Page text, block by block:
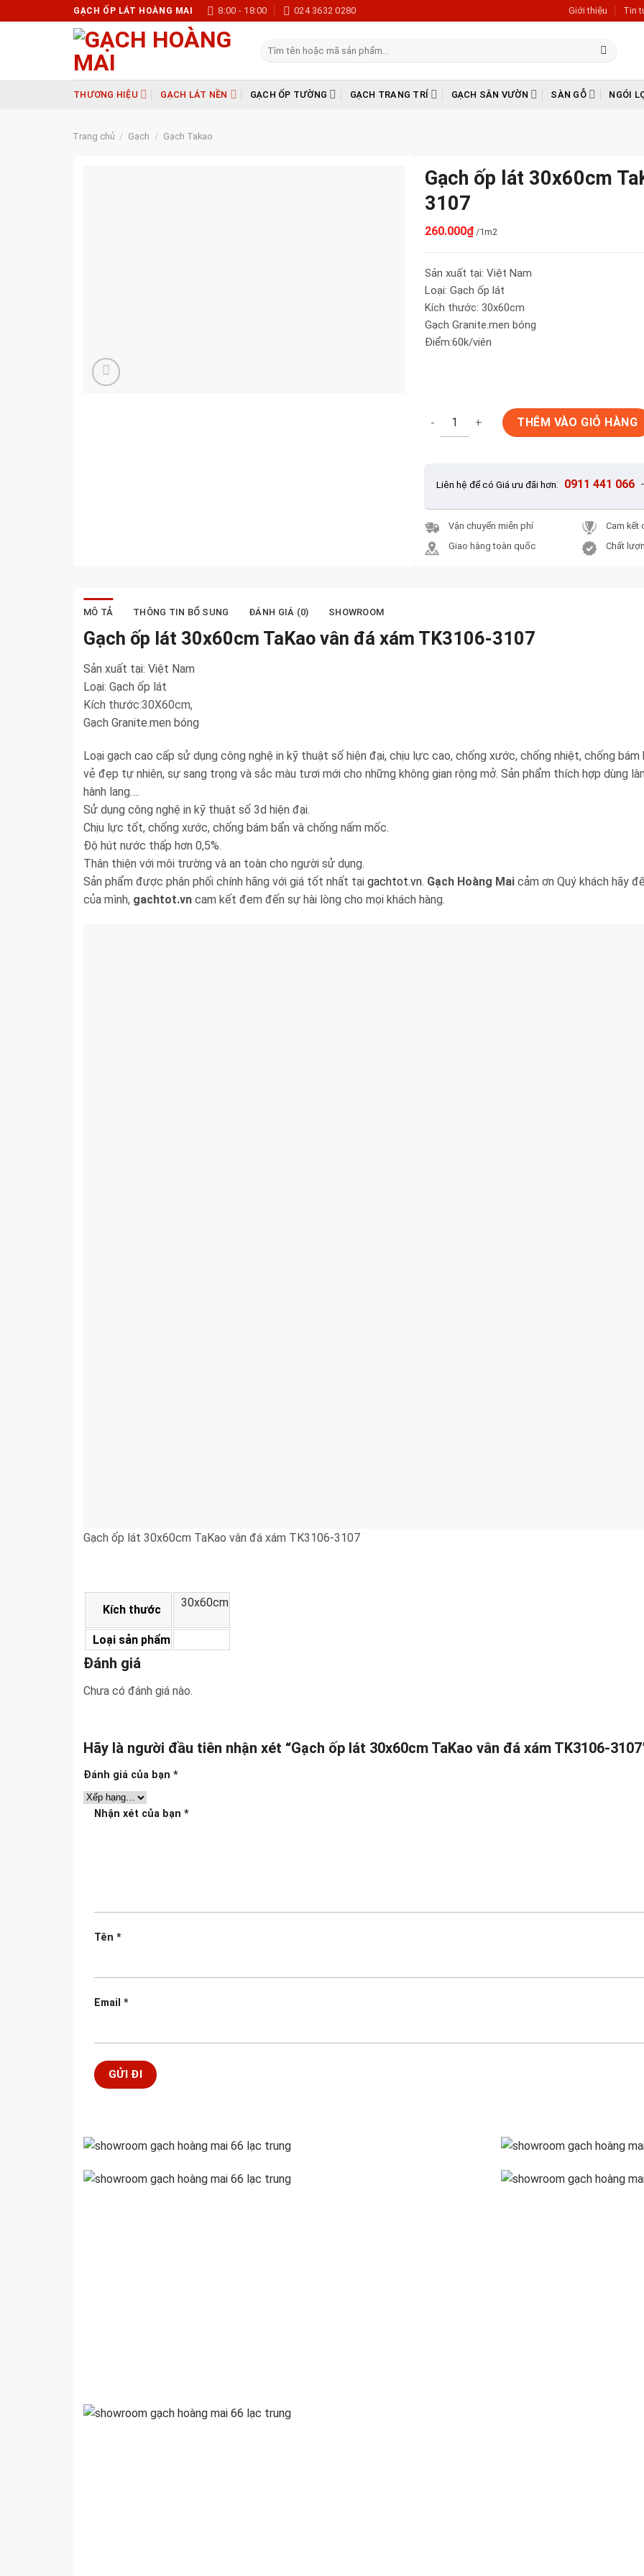
to
GẠCH ỐP LÁT HOÀNG MAI 8:00 - 18:00 024 3632 0280 Giới thiệu Tin
Tìm
THƯƠNG HIỆU GẠCH LÁT NỀN GẠCH ỐP TƯỜNG GẠCH TRANG TRÍ GẠCH SÂN VƯỜN SÀN GỖ NGÓI
Trang chủ / Gạch / Gạch Takao
Gạch ốp lát 30x60cm
3107
260.000₫ /1m2
Sản xuất tại: Việt Nam
Loại: Gạch ốp lát
Kích thước: 30x60cm
Gạch Granite.men bóng
Điểm:60k/viên
Gạch ốp lát 30x60cm TaKao vân đá xám
THÊM VÀO GIỎ HÀNG
Liên hệ để có Giá ưu đãi hơn: 0911 441 066
Vận chuyển miễn phí
Giao hàng toàn quốc
Cam kết
Chất
MÔ TẢ THÔNG TIN BỔ SUNG ĐÁNH GIÁ (0) SHOWROOM
Gạch ốp lát 30x60cm TaKao vân đá xám TK3106-3107
Sản xuất tại: Việt Nam
Loại: Gạch ốp lát
Kích thước:30X60cm,
Gạch Granite.men bóng
Loại gạch cao cấp sử dụng công nghệ in kỹ thuật số hiện đại, chịu lực cao, chống xước, chống nhiệt, chống
vẻ đẹp tự nhiên, sự sang trọng và sắc màu tươi mới cho những không gian rộng mở. Sản phẩm thích hợp dùng
hành lang….
Sử dụng công nghệ in kỹ thuật số 3d hiện đại.
Chịu lực tốt, chống xước, chống bám bẩn và chống nấm mốc.
Độ hút nước thấp hơn 0,5%.
Thân thiện với môi trường và an toàn cho người sử dụng.
Sản phẩm được phân phối chính hãng với giá tốt nhất tại gachtot.vn. Gạch Hoàng Mai cảm ơn Quý khách hãy
của mình, gachtot.vn cam kết đem đến sự hài lòng cho mọi khách hàng.
Gạch ốp lát 30x60cm TaKao vân đá xám TK3106-3107
Kích thước
30x60cm
Loại sản phẩm
Đánh giá
Chưa có đánh giá nào.
Hãy là người đầu tiên nhận xét “Gạch ốp lát 30x60cm TaKao vân đá xám TK3106-
Đánh giá của bạn *
Nhận xét của bạn *
Tên *
Email *